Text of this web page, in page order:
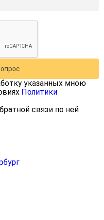
указанных мною
Политики
связи по ней